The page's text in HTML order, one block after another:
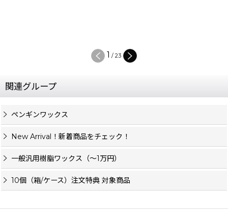
1 / 23
関連グループ
ペンギンワックス
New Arrival！新着商品をチェック！
一般汎用樹脂ワックス（〜1万円）
10個（箱/ケース）注文特典 対象商品